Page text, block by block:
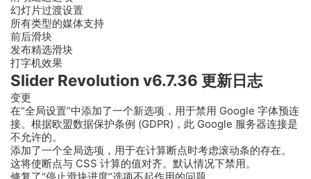
幻灯片过渡设置
所有类型的媒体支持
前后滑块
发布精选滑块
打字机效果
Slider Revolution v6.7.36 更新日志
变更
在“全局设置”中添加了一个新选项，用于禁用 Google 字体预连
接。根据欧盟数据保护条例 (GDPR)，此 Google 服务器连接是
不允许的。
添加了一个全局选项，用于在计算断点时考虑滚动条的存在。
这将使断点与 CSS 计算的值对齐。默认情况下禁用。